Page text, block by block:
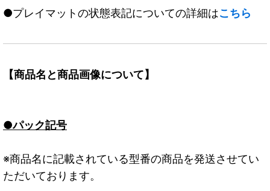
●プレイマットの状態表記についての詳細はこちら
【商品名と商品画像について】
●パック記号
※商品名に記載されている型番の商品を発送させてい
ただいております。